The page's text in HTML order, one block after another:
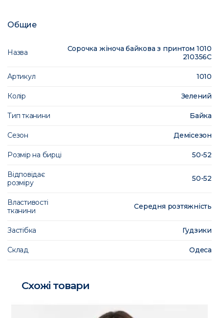
Общие
Назва
Сорочка жіноча байкова з принтом 1010
210356C
Артикул 1010
Колір Зелений
Тип тканини Байка
Сезон Демісезон
Розмір на бирці 50-52
Відповідає
розміру
50-52
Властивості
тканини
Середня розтяжність
Застібка Гудзики
Склад Одеса
Схожі товари